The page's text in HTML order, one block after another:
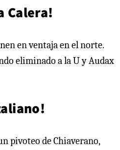
Calera!
eliminado a la U y Audax